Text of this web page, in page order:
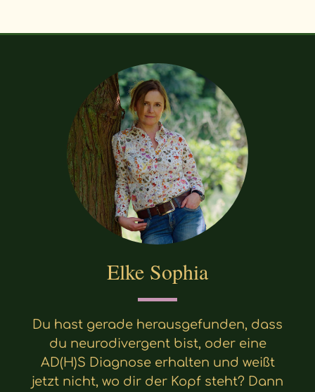
Elke Sophia
Du hast gerade herausgefunden, dass
du neurodivergent bist, oder eine
AD(H)S Diagnose erhalten und weißt
jetzt nicht, wo dir der Kopf steht? Dann